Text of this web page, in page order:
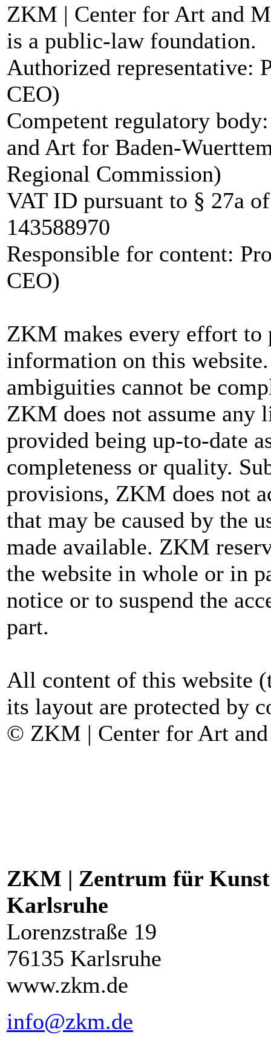
ZKM | Center for Art and
is a public-law foundation.
Authorized representative:
CEO)
Competent regulatory
and Art for Baden-
Regional Commission)
VAT ID pursuant to § 27a
143588970
Responsible for content:
CEO)
ZKM makes every effort to
information on this
ambiguities cannot be
ZKM does not assume
provided being up-to-date
completeness or quality.
provisions, ZKM does not
that may be caused by the
made available. ZKM
the website in whole or in
notice or to suspend the
part.
All content of this website
its layout are protected by
© ZKM | Center for Art
ZKM | Zentrum für
Karlsruhe
Lorenzstraße 19
76135 Karlsruhe
www.zkm.de
info@zkm.de